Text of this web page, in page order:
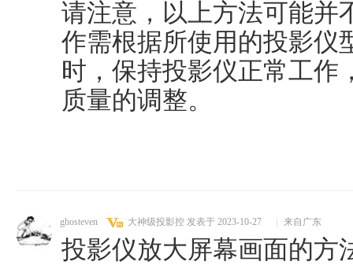
请注意，以上方法可能并
作需根据所使用的投影仪
时，保持投影仪正常工作
质量的调整。
ghosteven 大神级投影控 发表于 2023-10-27 来自广东
投影仪放大屏幕画面的方